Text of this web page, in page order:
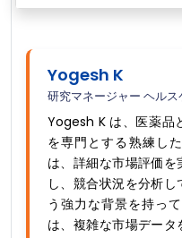
Yogesh K
研究マネージャー ヘルス
Yogesh K は、医薬品
を専門とする熟練し
は、詳細な市場評価
し、競合状況を分析
う強力な背景を持っ
は、複雑な市場デー